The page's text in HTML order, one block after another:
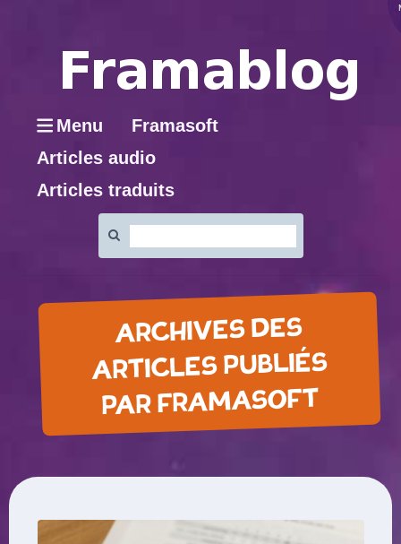
Menu
Framasoft
Articles audio
Articles traduits
:
ARCHIVES DES
ARTICLES PUBLIÉS
PAR FRAMASOFT